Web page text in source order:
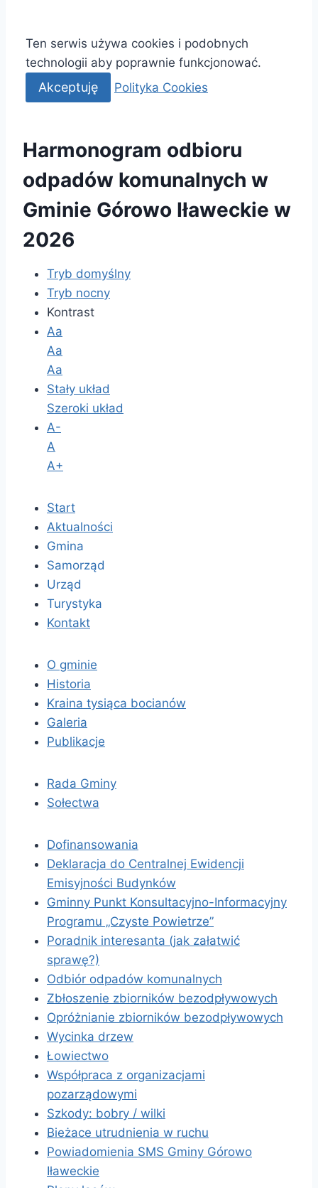
Ten serwis używa cookies i podobnych
technologii aby poprawnie funkcjonować.
Akceptuję Polityka Cookies
Harmonogram odbioru
odpadów komunalnych w
Gminie Górowo Iławeckie w
2026
Tryb domyślny
Tryb nocny
Kontrast
Aa
Aa
Aa
Stały układ
Szeroki układ
A-
A
A+
Start
Aktualności
Gmina
Samorząd
Urząd
Turystyka
Kontakt
O gminie
Historia
Kraina tysiąca bocianów
Galeria
Publikacje
Rada Gminy
Sołectwa
Dofinansowania
Deklaracja do Centralnej Ewidencji
Emisyjności Budynków
Gminny Punkt Konsultacyjno-Informacyjny
Programu „Czyste Powietrze”
Poradnik interesanta (jak załatwić
sprawę?)
Odbiór odpadów komunalnych
Zbłoszenie zbiorników bezodpływowych
Opróżnianie zbiorników bezodpływowych
Wycinka drzew
Łowiectwo
Współpraca z organizacjami
pozarządowymi
Szkody: bobry / wilki
Bieżace utrudnienia w ruchu
Powiadomienia SMS Gminy Górowo
Iławeckie